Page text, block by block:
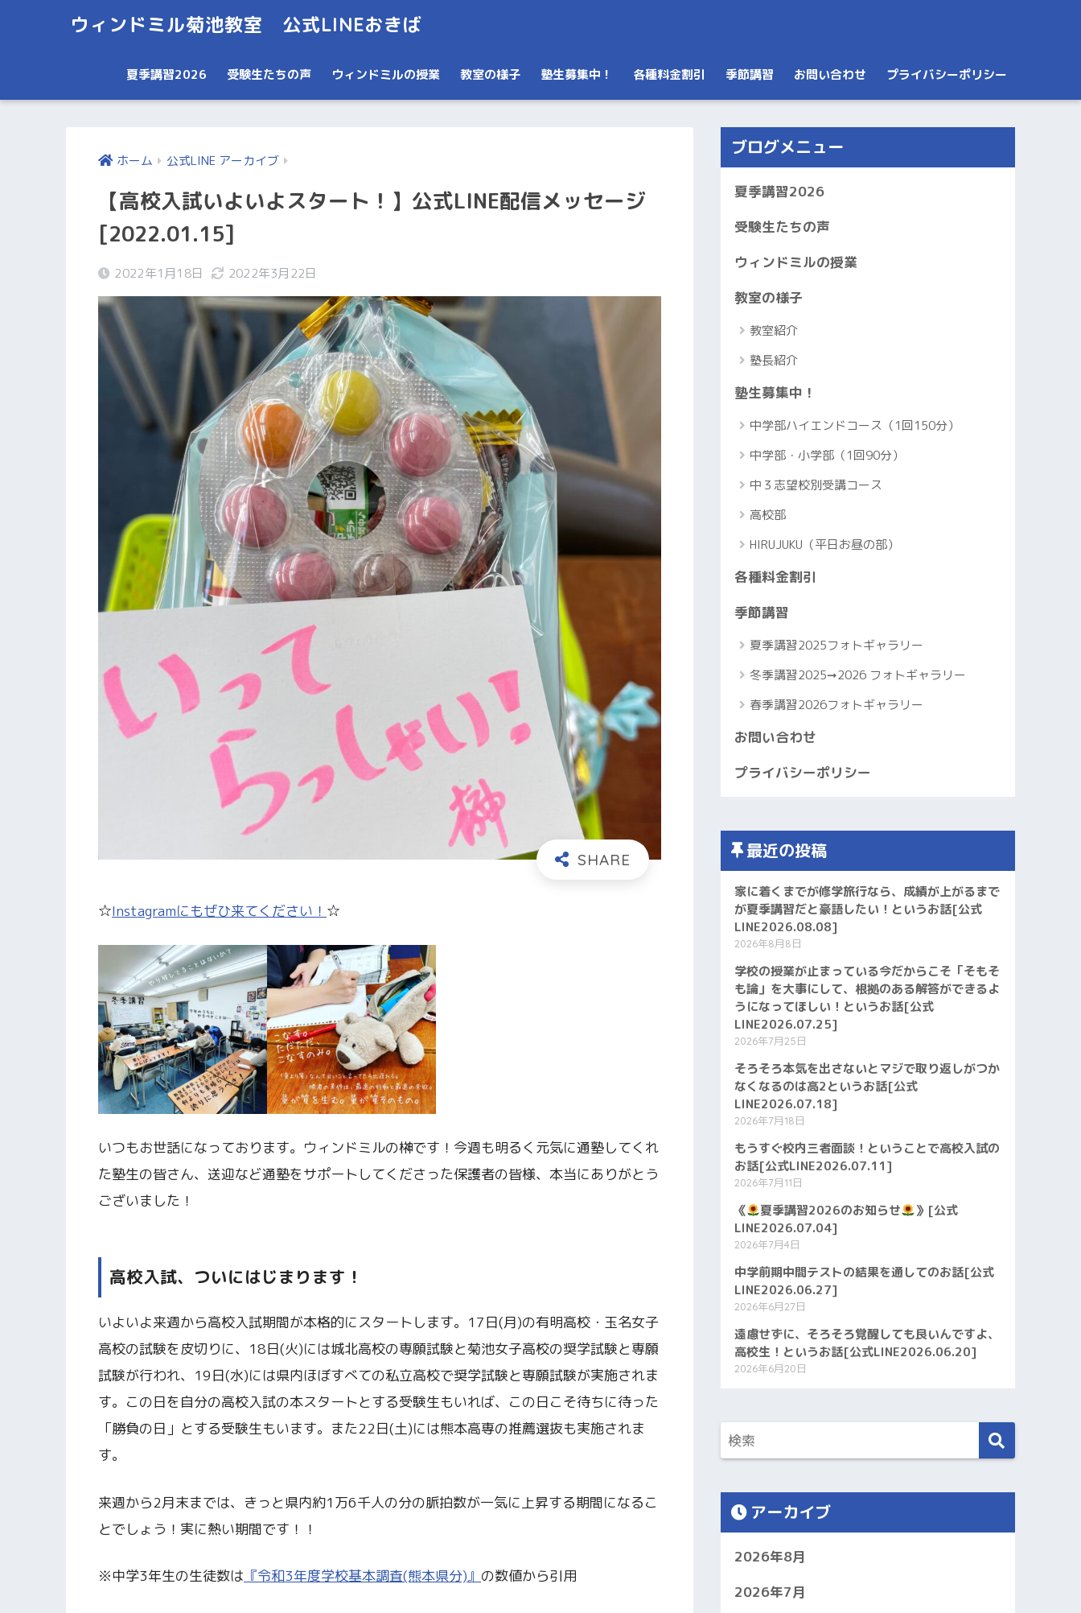
ウィンドミル菊池教室 公式LINEおきば
夏季講習2026 受験生たちの声 ウィンドミルの授業 教室の様子 塾生募集中！ 各種料金割引 季節講習 お問い合わせ プライバシーポリシー
ホーム 公式LINE アーカイブ
【高校入試いよいよスタート！】公式LINE配信メッセージ
[2022.01.15]
2022年1月18日 2022年3月22日
☆Instagramにもぜひ来てください！ ☆
いつもお世話になっております。ウィンドミルの榊です！今週も明るく元気に通塾してくれ
た塾生の皆さん、送迎など通塾をサポートしてくださった保護者の皆様、本当にありがとう
ございました！
高校入試、ついにはじまります！
いよいよ来週から高校入試期間が本格的にスタートします。17日(月)の有明高校・玉名女子
高校の試験を皮切りに、18日(火)には城北高校の専願試験と菊池女子高校の奨学試験と専願
試験が行われ、19日(水)には県内ほぼすべての私立高校で奨学試験と専願試験が実施されま
す。この日を自分の高校入試の本スタートとする受験生もいれば、この日こそ待ちに待った
「勝負の日」とする受験生もいます。また22日(土)には熊本高専の推薦選抜も実施されま
す。
来週から2月末までは、きっと県内約1万6千人の分の脈拍数が一気に上昇する期間になるこ
とでしょう！実に熱い期間です！！
※中学3年生の生徒数は 『令和3年度学校基本調査(熊本県分)』 の数値から引用
ブログメニュー
夏季講習2026
受験生たちの声
ウィンドミルの授業
教室の様子
教室紹介
塾長紹介
塾生募集中！
中学部ハイエンドコース（1回150分）
中学部・小学部（1回90分）
中３志望校別受講コース
高校部
HIRUJUKU（平日お昼の部）
各種料金割引
季節講習
夏季講習2025フォトギャラリー
冬季講習2025➞2026 フォトギャラリー
春季講習2026フォトギャラリー
お問い合わせ
プライバシーポリシー
最近の投稿
家に着くまでが修学旅行なら、成績が上がるまで
が夏季講習だと豪語したい！というお話[公式
LINE2026.08.08]
2026年8月8日
学校の授業が止まっている今だからこそ「そもそ
も論」を大事にして、根拠のある解答ができるよ
うになってほしい！というお話[公式
LINE2026.07.25]
2026年7月25日
そろそろ本気を出さないとマジで取り返しがつか
なくなるのは高2というお話[公式
LINE2026.07.18]
2026年7月18日
もうすぐ校内三者面談！ということで高校入試の
お話[公式LINE2026.07.11]
2026年7月11日
《 夏季講習2026のお知らせ
》[公式
LINE2026.07.04]
2026年7月4日
中学前期中間テストの結果を通してのお話[公式
LINE2026.06.27]
2026年6月27日
遠慮せずに、そろそろ覚醒しても良いんですよ、
高校生！というお話[公式LINE2026.06.20]
2026年6月20日
アーカイブ
2026年8月
2026年7月